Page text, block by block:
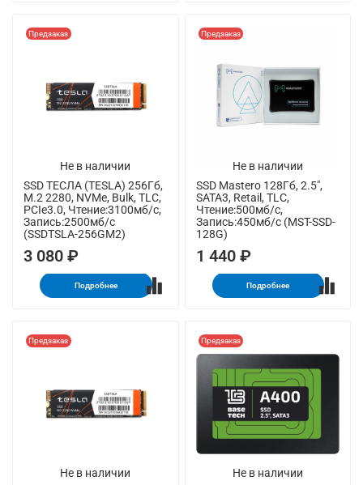
Не в наличии
Предзаказ
SSD ТЕСЛА (TESLA) 256Гб,
M.2 2280, NVMe, Bulk, TLC,
PCIe3.0, Чтение:3100мб/с,
Запись:2500мб/с
(SSDTSLA-256GM2)
3 080 ₽
Подробнее
Не в наличии
Предзаказ
SSD Mastero 128Гб, 2.5",
SATA3, Retail, TLC,
Чтение:500мб/с,
Запись:450мб/с (MST-SSD-
128G)
1 440 ₽
Подробнее
Не в наличии
Предзаказ
Не в наличии
Предзаказ